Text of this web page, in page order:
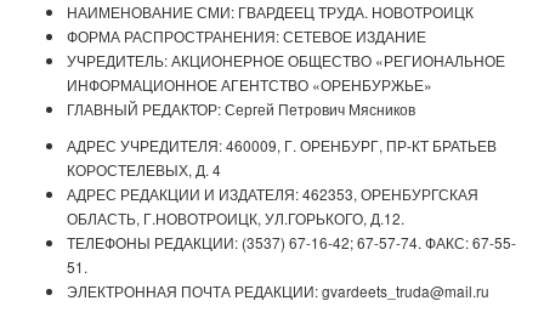
НАИМЕНОВАНИЕ СМИ: ГВАРДЕЕЦ ТРУДА. НОВОТРОИЦК
ФОРМА РАСПРОСТРАНЕНИЯ: СЕТЕВОЕ ИЗДАНИЕ
УЧРЕДИТЕЛЬ: АКЦИОНЕРНОЕ ОБЩЕСТВО «РЕГИОНАЛЬНОЕ
ИНФОРМАЦИОННОЕ АГЕНТСТВО «ОРЕНБУРЖЬЕ»
ГЛАВНЫЙ РЕДАКТОР: Сергей Петрович Мясников
АДРЕС УЧРЕДИТЕЛЯ: 460009, Г. ОРЕНБУРГ, ПР-КТ БРАТЬЕВ
КОРОСТЕЛЕВЫХ, Д. 4
АДРЕС РЕДАКЦИИ И ИЗДАТЕЛЯ: 462353, ОРЕНБУРГСКАЯ
ОБЛАСТЬ, Г.НОВОТРОИЦК, УЛ.ГОРЬКОГО, Д.12.
ТЕЛЕФОНЫ РЕДАКЦИИ: (3537) 67-16-42; 67-57-74. ФАКС: 67-55-
51.
ЭЛЕКТРОННАЯ ПОЧТА РЕДАКЦИИ: gvardeets_truda@mail.ru